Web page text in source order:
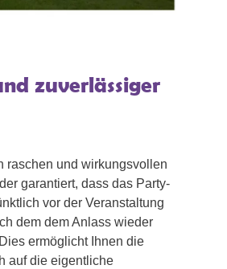
zuverlässiger
raschen und wirkungsvollen
garantiert, dass das Party-
vor der Veranstaltung
dem dem Anlass wieder
ermöglicht Ihnen die
auf die eigentliche